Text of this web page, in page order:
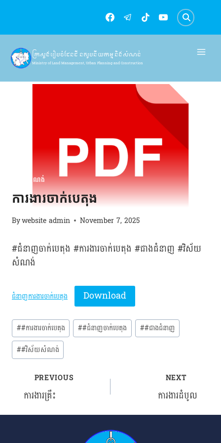
content
ក្រសួងរៀបចំដែនដី នគរូបនីយកម្ម និងសំណង់
Ministry of Land Management, Urban Planning and Construction
វិស័យសំណង់
ការងារចាក់បេតុង
Bywebsite admin November 7, 2025
#ជំនាញចាក់បេតុង #ការងារចាក់បេតុង #ជាងជំនាញ #វិស័យ
សំណង់
ជំនាញការងារចាក់បេតុង
Download
Post
Tags:
##ការងារចាក់បេតុង ##ជំនាញចាក់បេតុង ##ជាងជំនាញ
##វិស័យសំណង់
Post
navigation
PREVIOUS
ការងារគ្រឹះ
NEXT
ការងារដំបូល